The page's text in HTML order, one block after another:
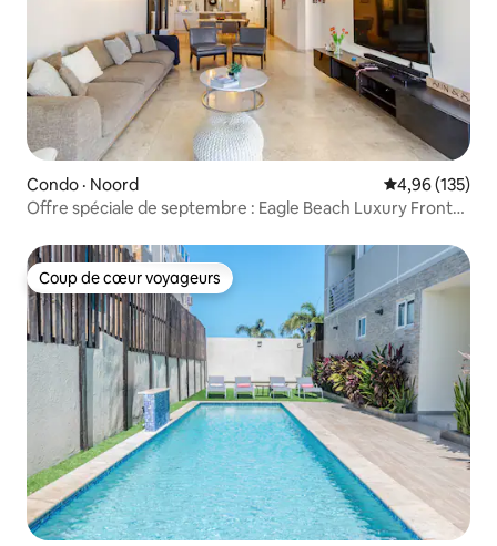
Condo · Noord Note
4,96 (135)
Offre spéciale de septembre : Eagle Beach Luxury Front
Coup de cœur voyageurs
Coup de cœur voyageurs